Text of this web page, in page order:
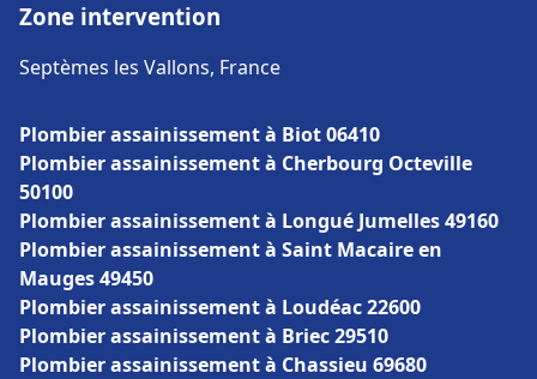
Zone intervention
Septèmes les Vallons, France
Plombier assainissement à Biot 06410
Plombier assainissement à Cherbourg Octeville
50100
Plombier assainissement à Longué Jumelles 49160
Plombier assainissement à Saint Macaire en
Mauges 49450
Plombier assainissement à Loudéac 22600
Plombier assainissement à Briec 29510
Plombier assainissement à Chassieu 69680